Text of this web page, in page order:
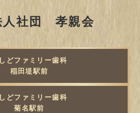
人社団 孝親会
どファミリー歯科
稲田堤駅前
どファミリー歯科
菊名駅前